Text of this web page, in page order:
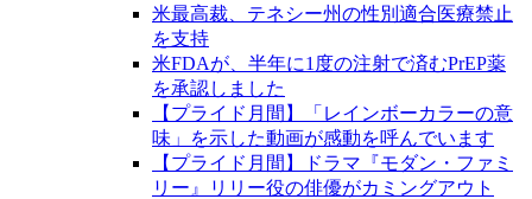
米最高裁、テネシー州の性別適合医療禁止
を支持
米FDAが、半年に1度の注射で済むPrEP薬
を承認しました
【プライド月間】「レインボーカラーの意
味」を示した動画が感動を呼んでいます
【プライド月間】ドラマ『モダン・ファミ
リー』リリー役の俳優がカミングアウト